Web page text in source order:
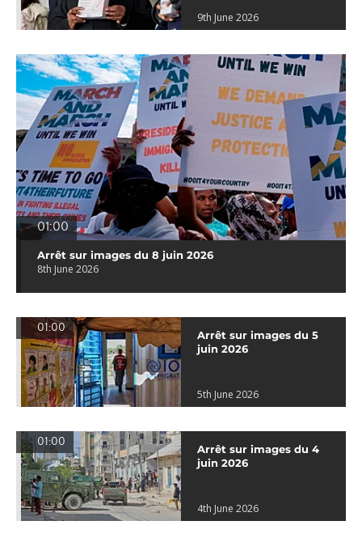
9th June 2026
01:00
Arrêt sur images du 8 juin 2026
8th June 2026
01:00
Arrêt sur images du 5
juin 2026
5th June 2026
01:00
Arrêt sur images du 4
juin 2026
4th June 2026